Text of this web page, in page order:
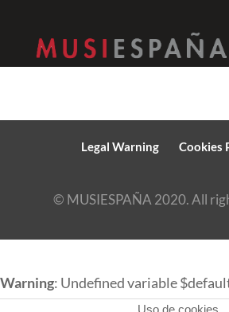
Legal Warning Cookies
© MUSIESPAÑA 2020. All
Uso de cookies
Warning: Undefined variable